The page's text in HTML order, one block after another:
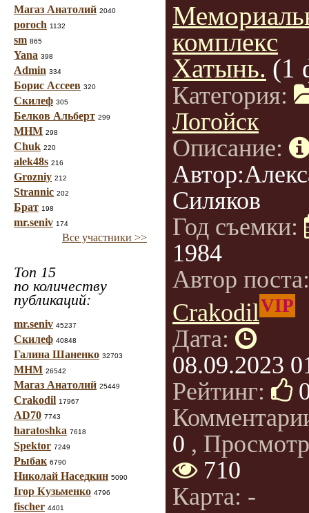
Магаз Анатолий 2040
poroch 1132
sm 865
Yana 398
Admin 334
Борис Ассеев 320
Скилеф 305
Белков Альберт 299
МНМ 298
Chuk 220
alek48s 216
Grozniy 212
Strannic 202
Брат 198
mr.seniv 174
Все участники >>
Топ 15
по количеству
публикаций:
mr.seniv 45237
Скилеф 40848
Галина Шаненко 32703
МНМ 26542
Магаз Анатолий 25449
Crakodil 17967
AD70 7743
haratoshka 7618
Spektor 7249
Рыбак 6790
Николай Наседкин 5090
Ігор Кузьменко 4796
fischer 4401
комплекс
Хатынь. (1
Категория:
Логойск
Описание:
Силяков
Год съемки:
1984
Автор
CrakodilVIP
Дата:
08.09.2023
Рейтинг:
0 ,
710
Карта: -